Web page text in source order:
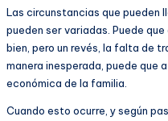
Las circunstancias que pueden
pueden ser variadas. Puede
bien, pero un revés, la falta de
manera inesperada, puede que
económica de la familia.
Cuando esto ocurre, y según